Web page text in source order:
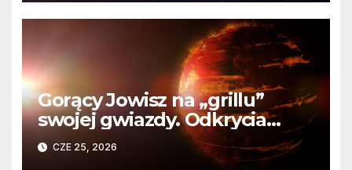
Gorący Jowisz na „grillu”
swojej gwiazdy. Odkrycia
Teleskopu Webba o HD
80606 b
CZE 25, 2026